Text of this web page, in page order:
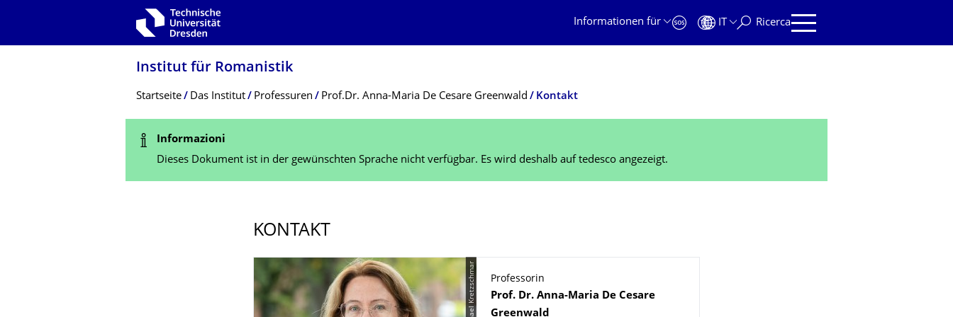
Zur Hauptnavigation springen
Informationen für
IT Ricerca
Institut für Romanistik
Breadcrumb-Menü
Startseite Das Institut Professuren Prof.Dr. Anna-Maria De Cesare Greenwald Kontakt
Statusmeldung
Informazioni
Dieses Dokument ist in der gewünschten Sprache nicht verfügbar. Es wird deshalb auf tedesco angezeigt.
KONTAKT
Professorin
Name
Prof. Dr. Anna-Maria De Cesare
Greenwald